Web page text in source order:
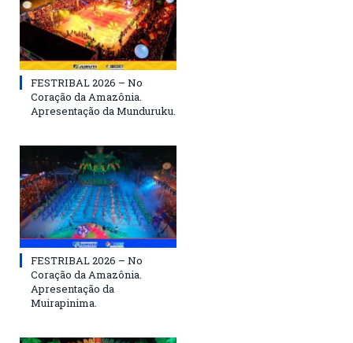
FESTRIBAL 2026 – No
Coração da Amazônia.
Apresentação da Munduruku.
FESTRIBAL 2026 – No
Coração da Amazônia.
Apresentação da
Muirapinima.